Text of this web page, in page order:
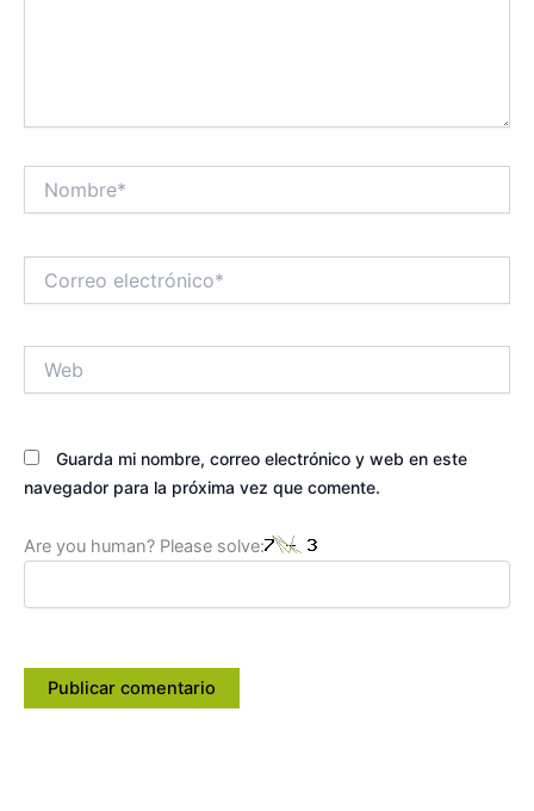
electrónico*
Guarda mi nombre, correo electrónico y web en este
navegador para la próxima vez que comente.
Are you human? Please solve: